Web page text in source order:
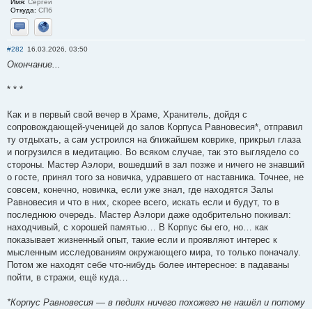
Имя: Сергей
Откуда: СПб
Отправить личное сообщение
Сайт
#282 16.03.2026, 03:50
Окончание...
* * *
Как и в первый свой вечер в Храме, Хранитель, дойдя с
сопровождающей-ученицей до залов Корпуса Равновесия*, отправил
ту отдыхать, а сам устроился на ближайшем коврике, прикрыл глаза
и погрузился в медитацию. Во всяком случае, так это выглядело со
стороны. Мастер Аэлори, вошедший в зал позже и ничего не знавший
о госте, принял того за новичка, удравшего от наставника. Точнее, не
совсем, конечно, новичка, если уже знал, где находятся Залы
Равновесия и что в них, скорее всего, искать если и будут, то в
последнюю очередь. Мастер Аэлори даже одобрительно покивал:
находчивый, с хорошей памятью… В Корпус бы его, но… как
показывает жизненный опыт, такие если и проявляют интерес к
мысленным исследованиям окружающего мира, то только поначалу.
Потом же находят себе что-нибудь более интересное: в падаваны
пойти, в стражи, ещё куда…
*Корпус Равновесия — в педиях ничего похожего не нашёл и потому